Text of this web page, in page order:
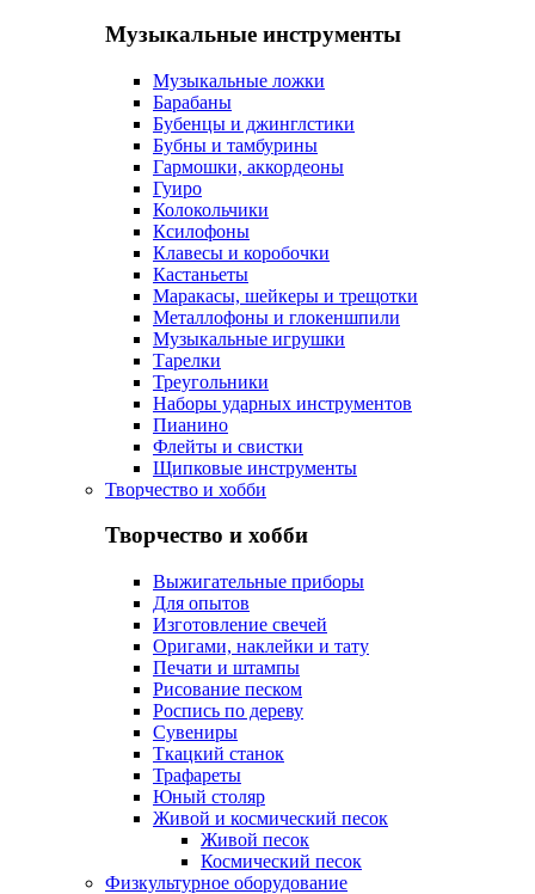
Музыкальные инструменты
Музыкальные ложки
Барабаны
Бубенцы и джинглстики
Бубны и тамбурины
Гармошки, аккордеоны
Гуиро
Колокольчики
Ксилофоны
Клавесы и коробочки
Кастаньеты
Маракасы, шейкеры и трещотки
Металлофоны и глокеншпили
Музыкальные игрушки
Тарелки
Треугольники
Наборы ударных инструментов
Пианино
Флейты и свистки
Щипковые инструменты
Творчество и хобби
Творчество и хобби
Выжигательные приборы
Для опытов
Изготовление свечей
Оригами, наклейки и тату
Печати и штампы
Рисование песком
Роспись по дереву
Сувениры
Ткацкий станок
Трафареты
Юный столяр
Живой и космический песок
Живой песок
Космический песок
Физкультурное оборудование